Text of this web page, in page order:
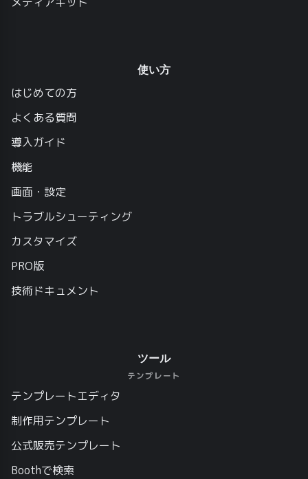
使い方
はじめての方
よくある質問
導入ガイド
機能
画面・設定
トラブルシューティング
カスタマイズ
PRO版
技術ドキュメント
ツール
テンプレート
テンプレートエディタ
制作用テンプレート
公式販売テンプレート
Boothで検索